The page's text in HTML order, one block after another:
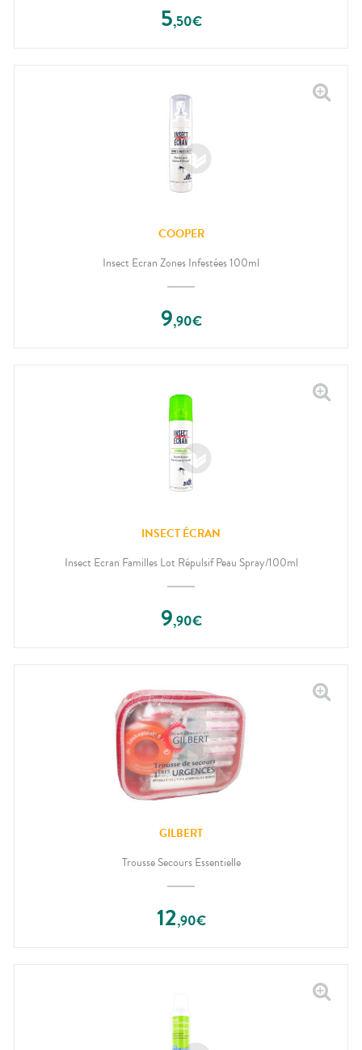
5,50€
COOPER
Insect Ecran Zones Infestées 100ml
9,90€
INSECT ÉCRAN
Insect Ecran Familles Lot Répulsif Peau Spray/100ml
9,90€
GILBERT
Trousse Secours Essentielle
12,90€